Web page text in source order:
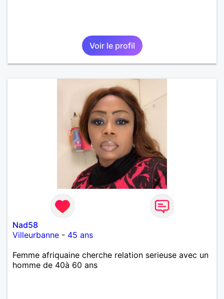
Voir le profil
Nad58
Villeurbanne - 45 ans
Femme afriquaine cherche relation serieuse avec un
homme de 40à 60 ans